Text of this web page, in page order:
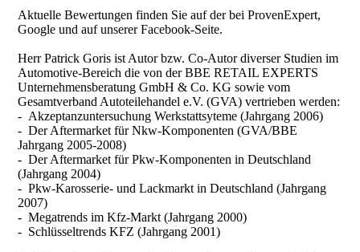
Aktuelle Bewertungen finden Sie auf der bei ProvenExpert,
Google und auf unserer Facebook-Seite.
Herr Patrick Goris ist Autor bzw. Co-Autor diverser Studien im
Automotive-Bereich die von der BBE RETAIL EXPERTS
Unternehmensberatung GmbH & Co. KG sowie vom
Gesamtverband Autoteilehandel e.V. (GVA) vertrieben werden:
- Akzeptanzuntersuchung Werkstattsyteme (Jahrgang 2006)
- Der Aftermarket für Nkw-Komponenten (GVA/BBE
Jahrgang 2005-2008)
- Der Aftermarket für Pkw-Komponenten in Deutschland
(Jahrgang 2004)
- Pkw-Karosserie- und Lackmarkt in Deutschland (Jahrgang
2007)
- Megatrends im Kfz-Markt (Jahrgang 2000)
- Schlüsseltrends KFZ (Jahrgang 2001)